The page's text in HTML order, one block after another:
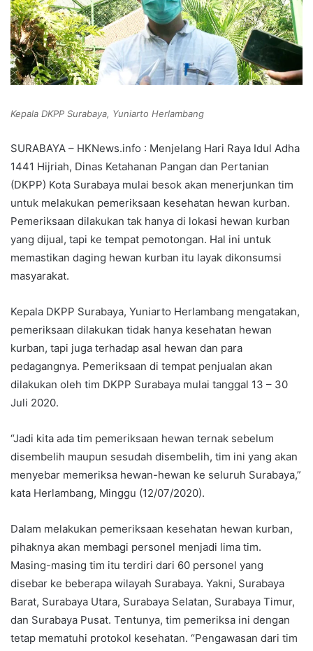
Kepala DKPP Surabaya, Yuniarto Herlambang
SURABAYA – HKNews.info : Menjelang Hari Raya Idul Adha
1441 Hijriah, Dinas Ketahanan Pangan dan Pertanian
(DKPP) Kota Surabaya mulai besok akan menerjunkan tim
untuk melakukan pemeriksaan kesehatan hewan kurban.
Pemeriksaan dilakukan tak hanya di lokasi hewan kurban
yang dijual, tapi ke tempat pemotongan. Hal ini untuk
memastikan daging hewan kurban itu layak dikonsumsi
masyarakat.
Kepala DKPP Surabaya, Yuniarto Herlambang mengatakan,
pemeriksaan dilakukan tidak hanya kesehatan hewan
kurban, tapi juga terhadap asal hewan dan para
pedagangnya. Pemeriksaan di tempat penjualan akan
dilakukan oleh tim DKPP Surabaya mulai tanggal 13 – 30
Juli 2020.
“Jadi kita ada tim pemeriksaan hewan ternak sebelum
disembelih maupun sesudah disembelih, tim ini yang akan
menyebar memeriksa hewan-hewan ke seluruh Surabaya,”
kata Herlambang, Minggu (12/07/2020).
Dalam melakukan pemeriksaan kesehatan hewan kurban,
pihaknya akan membagi personel menjadi lima tim.
Masing-masing tim itu terdiri dari 60 personel yang
disebar ke beberapa wilayah Surabaya. Yakni, Surabaya
Barat, Surabaya Utara, Surabaya Selatan, Surabaya Timur,
dan Surabaya Pusat. Tentunya, tim pemeriksa ini dengan
tetap mematuhi protokol kesehatan. “Pengawasan dari tim